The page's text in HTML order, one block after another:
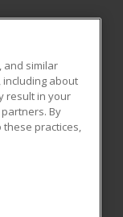
All rights
reproduced or
and similar
about
result in your
By
these practices,